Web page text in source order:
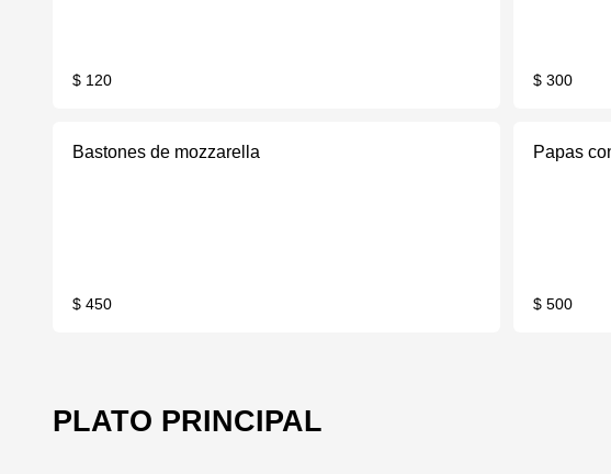
$ 120 $ 300
Bastones de mozzarella
$ 450
Papas
$ 500
PLATO PRINCIPAL